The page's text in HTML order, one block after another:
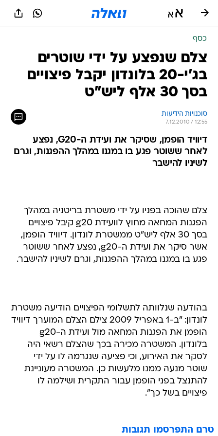
כסף
צלם שנפצע על ידי שוטרים
בג'י-20 בלונדון יקבל פיצויים
בסך 30 אלף ליש"ט
סוכנויות הידיעות
7.12.2010 / 12:55
דיוויד הופמן, שסיקר את ועידת ה-G20, נפצע
לאחר ששוטר פגע בו במגנו במהלך ההפגנות, וגרם
לשיניו להישבר
צלם שהוכה בפניו על ידי משטרת בריטניה במהלך
הפגנות המחאה מחוץ לוועידת g20 קיבל פיצויים
בסך 30 אלף ליש"ט ממשטרת לונדון. דיוויד הופמן,
אשר סיקר את ועידת ה-g20, נפצע לאחר ששוטר
פגע בו במגנו במהלך ההפגנות, וגרם לשיניו להישבר.
בהודעה שנלוותה לתשלומי הפיצויים הודיעה משטרת
לונדון: "ב-1 באפריל 2009 צילם הצלם המוערך דיוויד
הופמן את הפגנות המחאה מול ועידת ה-g20
בלונדון. המשטרה מכירה בכך שהצלם רשאי היה
לסקר את האירוע, וכי פציעה שנגרמה לו על ידי
שוטר מנעה ממנו מלעשות כן. המשטרה מעוניינת
להתנצל בפני הופמן עבור התקרית ושילמה לו
פיצויים בשל כך".
טרם התפרסמו תגובות